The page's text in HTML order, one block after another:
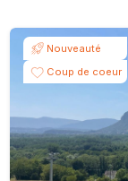
Nouveauté
Coup de coeur